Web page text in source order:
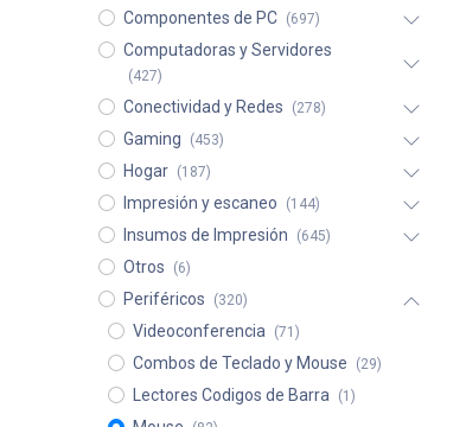
Componentes de PC (697)
Computadoras y Servidores
(427)
Conectividad y Redes (278)
Gaming (453)
Hogar (187)
Impresión y escaneo (144)
Insumos de Impresión (645)
Otros (6)
Periféricos (320)
Videoconferencia (71)
Combos de Teclado y Mouse (29)
Lectores Codigos de Barra (1)